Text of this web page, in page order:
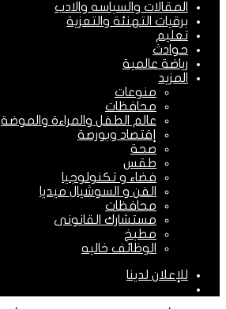
المقالات والسياسه والادب
برقيات التهنئة والتعزية
تعليم
حوادث
رياضة عالمية
المزيد
منوعات
محافظات
عالم الطفل والمراءة والموضة
إقتصاد وبورصة
صحة
طقس
فضاء و تكنولوجيا
الفن و السوشيال ميديا
محافظات
مستشارك القانونى
مطبخ
الوظائف خاليه
للإعلان لدينا